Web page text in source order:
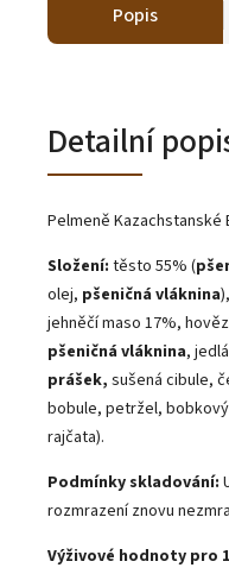
Popis
Detailní
Pelmeně Kazachstanské
Složení: těsto 55% (
olej, pšeničná vláknina
jehněčí maso 17%,
pšeničná vláknina,
prášek, sušená cibule,
bobule, petržel,
rajčata).
Podmínky skladování:
rozmrazení znovu
Výživové hodnoty pro